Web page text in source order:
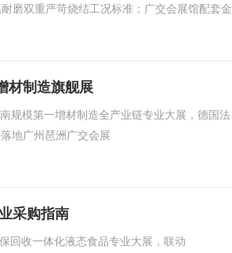
磨双重严苛烧结工况标准；广交会展馆配套金
材制造旗舰展
规模第一增材制造全产业链专业大展，德国法
地广州琶洲广交会展
采购指南
回收一体化液态食品专业大展，联动